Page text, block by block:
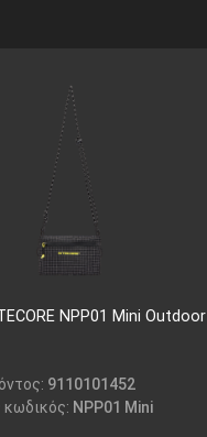
NPP01 Mini Outdoor
9110101452
κωδικός: NPP01 Mini